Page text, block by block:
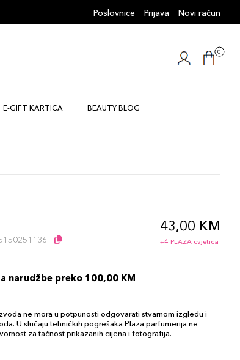
Poslovnice Prijava Novi račun
0
E-GIFT KARTICA BEAUTY BLOG
43,00 KM
+4 PLAZA cvjetića
narudžbe preko 100,00 KM
ne mora u potpunosti odgovarati stvarnom izgledu i
U slučaju tehničkih pogrešaka Plaza parfumerija ne
za tačnost prikazanih cijena i fotografija.